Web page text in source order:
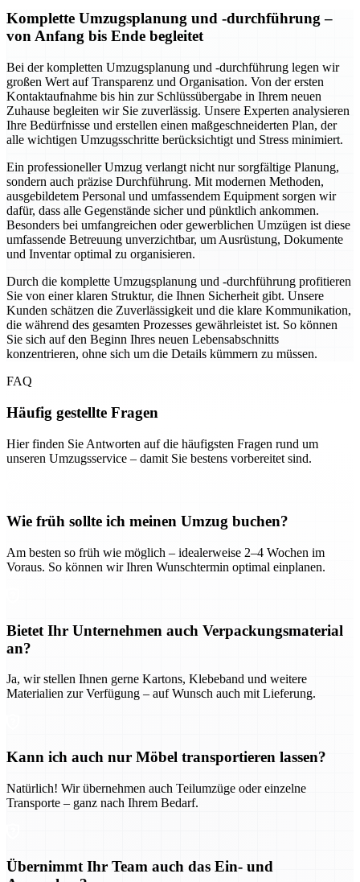
Komplette Umzugsplanung und -durchführung –
von Anfang bis Ende begleitet
Bei der kompletten Umzugsplanung und -durchführung legen wir
großen Wert auf Transparenz und Organisation. Von der ersten
Kontaktaufnahme bis hin zur Schlüssübergabe in Ihrem neuen
Zuhause begleiten wir Sie zuverlässig. Unsere Experten analysieren
Ihre Bedürfnisse und erstellen einen maßgeschneiderten Plan, der
alle wichtigen Umzugsschritte berücksichtigt und Stress minimiert.
Ein professioneller Umzug verlangt nicht nur sorgfältige Planung,
sondern auch präzise Durchführung. Mit modernen Methoden,
ausgebildetem Personal und umfassendem Equipment sorgen wir
dafür, dass alle Gegenstände sicher und pünktlich ankommen.
Besonders bei umfangreichen oder gewerblichen Umzügen ist diese
umfassende Betreuung unverzichtbar, um Ausrüstung, Dokumente
und Inventar optimal zu organisieren.
Durch die komplette Umzugsplanung und -durchführung profitieren
Sie von einer klaren Struktur, die Ihnen Sicherheit gibt. Unsere
Kunden schätzen die Zuverlässigkeit und die klare Kommunikation,
die während des gesamten Prozesses gewährleistet ist. So können
Sie sich auf den Beginn Ihres neuen Lebensabschnitts
konzentrieren, ohne sich um die Details kümmern zu müssen.
FAQ
Häufig gestellte Fragen
Hier finden Sie Antworten auf die häufigsten Fragen rund um
unseren Umzugsservice – damit Sie bestens vorbereitet sind.
Wie früh sollte ich meinen Umzug buchen?
Am besten so früh wie möglich – idealerweise 2–4 Wochen im
Voraus. So können wir Ihren Wunschtermin optimal einplanen.
Bietet Ihr Unternehmen auch Verpackungsmaterial
an?
Ja, wir stellen Ihnen gerne Kartons, Klebeband und weitere
Materialien zur Verfügung – auf Wunsch auch mit Lieferung.
Kann ich auch nur Möbel transportieren lassen?
Natürlich! Wir übernehmen auch Teilumzüge oder einzelne
Transporte – ganz nach Ihrem Bedarf.
Übernimmt Ihr Team auch das Ein- und